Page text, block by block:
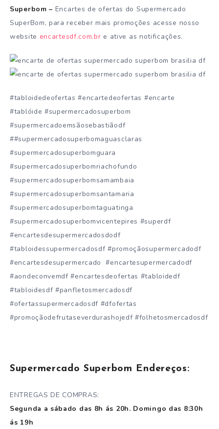
Superbom – Encartes de ofertas do Supermercado
SuperBom, para receber mais promoções acesse nosso
website encartesdf.com.br e ative as notificações.
#tabloidedeofertas #encartedeofertas #encarte
#tablóide #supermercadosuperbom
#supermercadoemsãosebastiãodf
##supermercadosuperbomaguasclaras
#supermercadosuperbomguara
#supermercadosuperbomriachofundo
#supermercadosuperbomsamambaia
#supermercadosuperbomsantamaria
#supermercadosuperbomtaguatinga
#supermercadosuperbomvicentepires #superdf
#encartesdesupermercadosdodf
#tabloidessupermercadosdf #promoçãosupermercadodf
#encartesdesupermercado #encartesupermercadodf
#aondeconvemdf #encartesdeofertas #tabloidedf
#tabloidesdf #panfletosmercadosdf
#ofertassupermercadosdf #dfofertas
#promoçãodefrutaseverdurashojedf #folhetosmercadosdf
Supermercado Superbom Endereços:
ENTREGAS DE COMPRAS:
Segunda a sábado das 8h ás 20h. Domingo das 8:30h
ás 19h